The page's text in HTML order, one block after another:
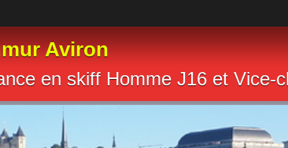
Aviron
en skiff Homme J16 et